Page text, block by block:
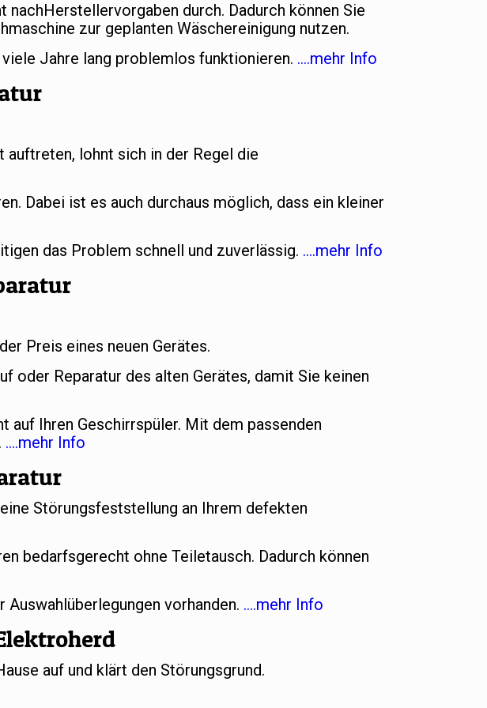
durch. Dadurch können Sie
zur geplanten Wäschereinigung nutzen.
Jahre lang problemlos funktionieren. ….mehr Info
lohnt sich in der Regel die
Dabei ist es auch durchaus möglich, dass ein kleiner
das Problem schnell und zuverlässig. ….mehr Info
Preis eines neuen Gerätes.
oder Reparatur des alten Gerätes, damit Sie keinen
auf Ihren Geschirrspüler. Mit dem passenden
….mehr Info
Störungsfeststellung an Ihrem defekten
bedarfsgerecht ohne Teiletausch. Dadurch können
vorhanden. ….mehr Info
auf und klärt den Störungsgrund.